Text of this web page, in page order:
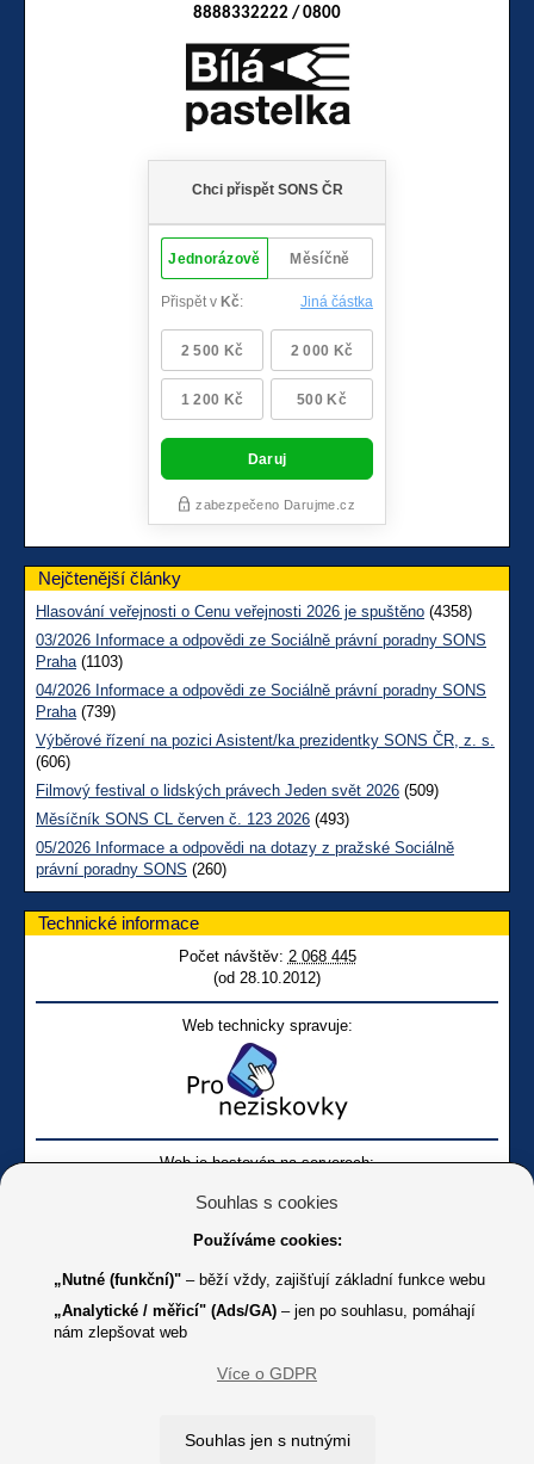
8888332222 / 0800
Nejčtenější články
Hlasování veřejnosti o Cenu veřejnosti 2026 je spuštěno (4358)
03/2026 Informace a odpovědi ze Sociálně právní poradny SONS
Praha(1103)
04/2026 Informace a odpovědi ze Sociálně právní poradny SONS
Praha(739)
Výběrové řízení na pozici Asistent/ka prezidentky SONS ČR, z. s.
(606)
Filmový festival o lidských právech Jeden svět 2026 (509)
Měsíčník SONS CL červen č. 123 2026 (493)
05/2026 Informace a odpovědi na dotazy z pražské Sociálně
právní poradny SONS (260)
Technické informace
Počet návštěv: 2 068 445
(od 28.10.2012)
Web technicky spravuje:
Web je hostován na serverech:
Online
Youtube SONS
K jakémukoliv užití textů a obrázků uvedených na tomto serveru je
Souhlas s cookies
Používáme cookies:
„Nutné (funkční)" – běží vždy, zajišťují základní funkce webu
„Analytické / měřicí" (Ads/GA) – jen po souhlasu, pomáhají
nám zlepšovat web
Více o GDPR
Souhlas jen s nutnými